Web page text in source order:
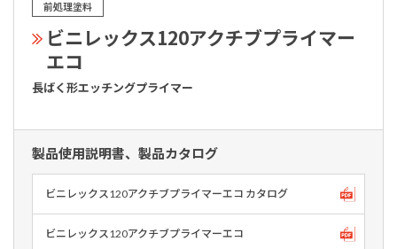
前処理塗料
ビニレックス120アクチブプライマー
エコ
長ばく形エッチングプライマー
製品使用説明書、製品カタログ
ビニレックス120アクチブプライマーエコ カタログ
ビニレックス120アクチブプライマーエコ